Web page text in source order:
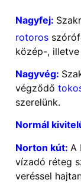
Nagyfej:
rotoros
közép-,
Nagyvég:
végződő
szerelünk.
Normál
Norton kút: A
vízadó réteg
veréssel